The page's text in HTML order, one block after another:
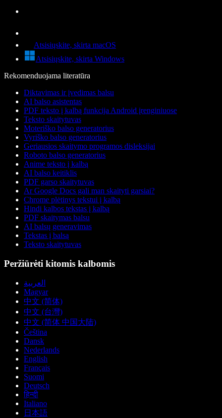
Atsisiųskite, skirta macOS
Atsisiųskite, skirta Windows
Rekomenduojama literatūra
Diktavimas ir įvedimas balsu
AI balso asistentas
PDF teksto į kalbą funkcija Android įrenginiuose
Teksto skaitytuvas
Moteriško balso generatorius
Vyriško balso generatorius
Geriausios skaitymo programos disleksijai
Roboto balso generatorius
Anime teksto į kalbą
AI balso keitiklis
PDF garso skaitytuvas
Ar Google Docs gali man skaityti garsiai?
Chrome plėtinys tekstui į kalbą
Hindi kalbos tekstas į kalbą
PDF skaitymas balsu
AI balsų generavimas
Tekstas į balsą
Teksto skaitytuvas
Peržiūrėti kitomis kalbomis
العربية
Magyar
中文 (简体)
中文 (台灣)
中文 (简体 中国大陆)
Čeština
Dansk
Nederlands
English
Français
Suomi
Deutsch
हिन्दी
Italiano
日本語